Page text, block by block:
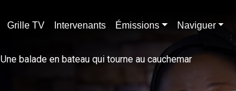
Grille TV Intervenants Émissions Naviguer
Une balade en bateau qui tourne au cauchemar